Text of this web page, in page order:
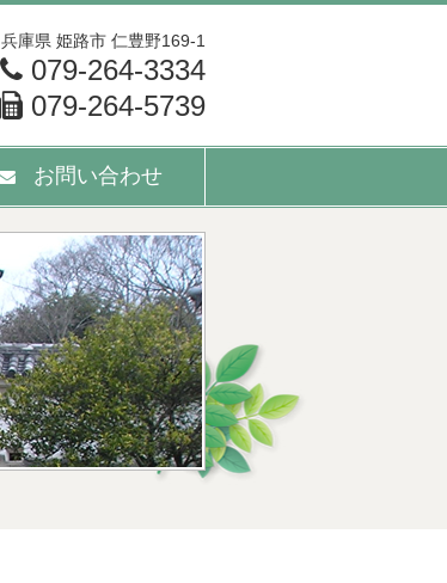
兵庫県 姫路市 仁豊野169-1
079-264-3334
079-264-5739
お問い合わせ